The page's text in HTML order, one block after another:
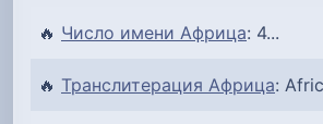
🔥 Число имени Африца: 4...
🔥 Транслитерация Африца: